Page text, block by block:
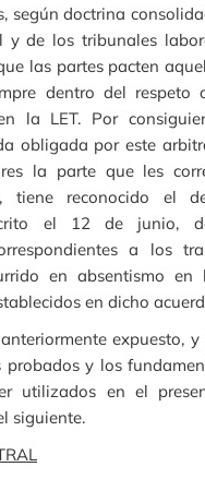
según doctrina
y de los tribunales
las partes pacten
dentro del respeto
la LET. Por
obligada por este
la parte que les
tiene reconocido el
el 12 de junio,
a los
en absentismo en
en dicho
expuesto, y
probados y los
utilizados en el
siguiente.